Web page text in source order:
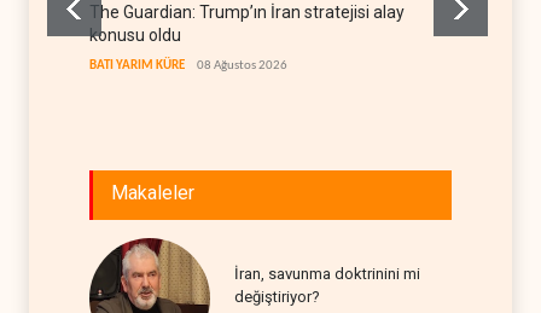
The Guardian: Trump’ın İran stratejisi alay
konusu oldu
BATI YARIM KÜRE 08 Ağustos 2026
Makaleler
İran, savunma doktrinini mi
değiştiriyor?